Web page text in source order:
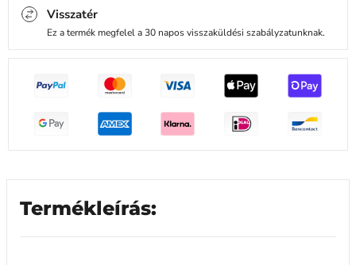
Visszatér
Ez a termék megfelel a 30 napos visszaküldési szabályzatunknak.
Termékleírás: